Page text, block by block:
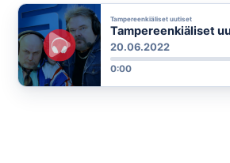
Tampereenkiäliset uutiset
Tampereenkiäliset
20.06.2022
0:00